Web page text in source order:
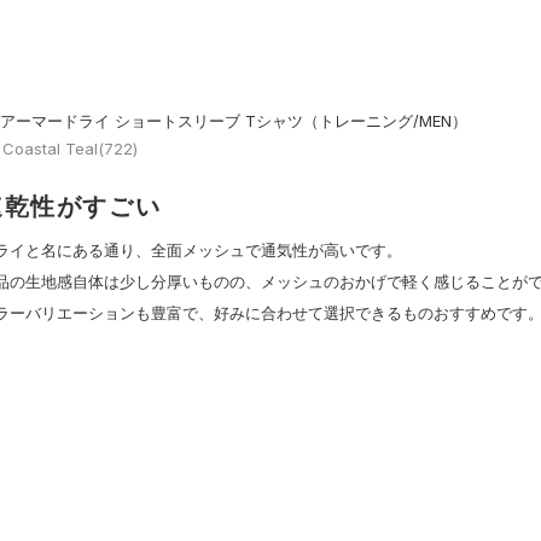
ーマードライ ショートスリーブ Tシャツ（トレーニング/MEN）
Teal(722)
性がすごい
イと名にある通り、全面メッシュで通気性が高いです。
の生地感自体は少し分厚いものの、メッシュのおかげで軽く感じることがで
ーバリエーションも豊富で、好みに合わせて選択できるものおすすめです。